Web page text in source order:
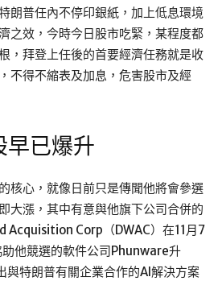
朗普任內不停印銀紙，加上低息環境
之效，今時今日股市吃緊，某程度都
，拜登上任後的首要經濟任務就是收
不得不縮表及加息，危害股市及經
早已爆升
核心，就像日前只是傳聞他將會參選
大漲，其中有意與他旗下公司合併的
Acquisition Corp（DWAC）在11月7
他競選的軟件公司Phunware升
特朗普有關企業合作的AI解決方案